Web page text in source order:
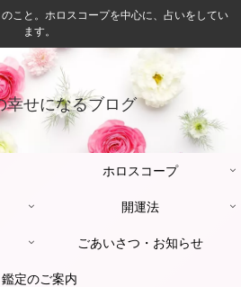
こと。ホロスコープを中心に、占いをしてい
ます。
幸せになるブログ
ホロスコープ
開運法
ごあいさつ・お知らせ
鑑定のご案内